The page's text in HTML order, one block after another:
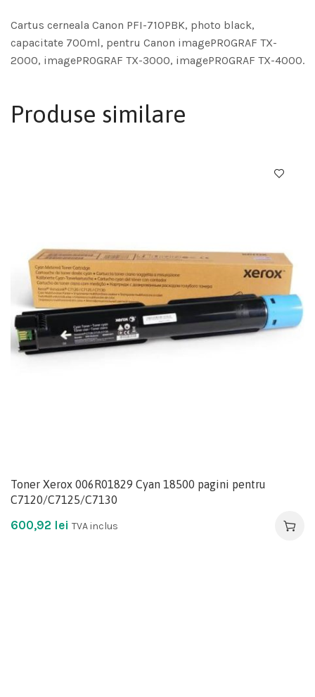
Cartus cerneala Canon PFI-710PBK, photo black,
capacitate 700ml, pentru Canon imagePROGRAF TX-
2000, imagePROGRAF TX-3000, imagePROGRAF TX-4000.
Produse similare
Toner Xerox 006R01829 Cyan 18500 pagini pentru
C7120/C7125/C7130
600,92 lei TVA inclus